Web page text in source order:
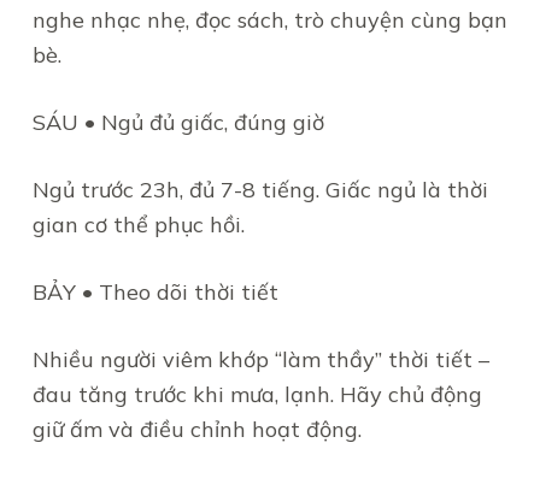
nghe nhạc nhẹ, đọc sách, trò chuyện cùng bạn
bè.
SÁU • Ngủ đủ giấc, đúng giờ
Ngủ trước 23h, đủ 7-8 tiếng. Giấc ngủ là thời
gian cơ thể phục hồi.
BẢY • Theo dõi thời tiết
Nhiều người viêm khớp “làm thầy” thời tiết –
đau tăng trước khi mưa, lạnh. Hãy chủ động
giữ ấm và điều chỉnh hoạt động.